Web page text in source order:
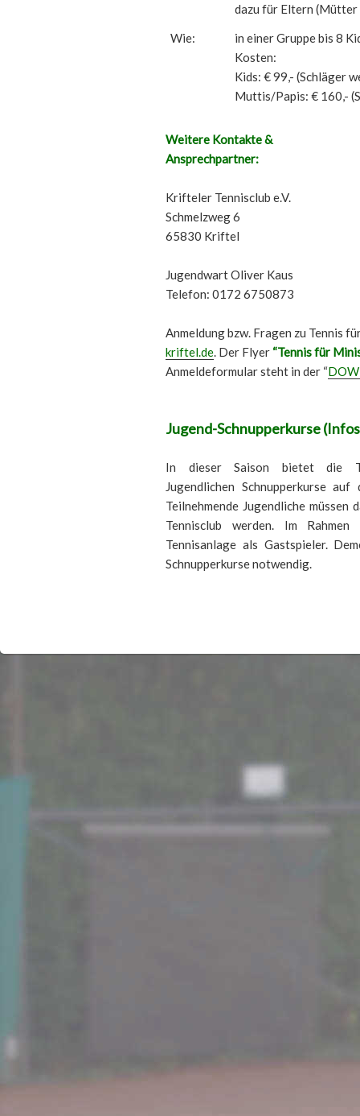
dazu für Eltern
Wie:
in einer Gruppe bis 8
Kosten:
Kids: € 99,- (Schläger
Muttis/Papis: € 160,-
Weitere Kontakte &
Ansprechpartner:
Krifteler Tennisclub e.V.
Schmelzweg 6
65830 Kriftel
Jugendwart Oliver Kaus
Telefon: 0172 6750873
Anmeldung bzw. Fragen zu Tennis
kriftel.de. Der Flyer “Tennis für
Anmeldeformular steht in der “
Jugend-Schnupperkurse
In dieser Saison bietet die
Jugendlichen Schnupperkurse
Teilnehmende Jugendliche
Tennisclub werden. Im
Tennisanlage als Gastspieler.
Schnupperkurse notwendig.